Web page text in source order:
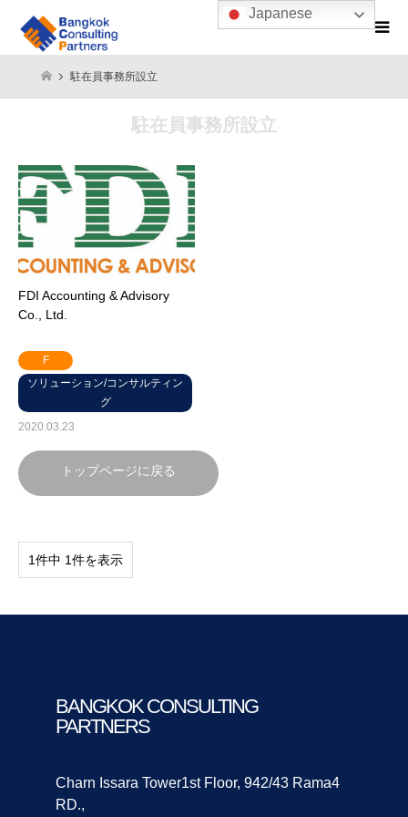
駐在員事務所設立
駐在員事務所設立
FDI Accounting & Advisory
Co., Ltd.
F
ソリューション/コンサルティン
グ
2020.03.23
トップページに戻る
1件中 1件を表示
BANGKOK CONSULTING
PARTNERS
Charn Issara Tower1st Floor, 942/43 Rama4
RD.,
Japanese